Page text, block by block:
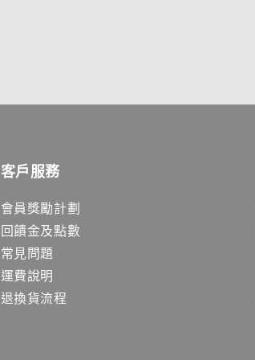
客戶服務
會員獎勵計劃
回饋金及點數
常見問題
運費說明
退換貨流程